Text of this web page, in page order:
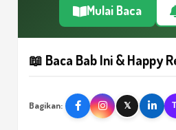
Mulai Baca
📖 Baca Bab Ini & Happy
Bagikan: 𝕏